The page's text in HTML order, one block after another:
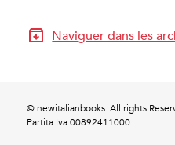
Naviguer dans les
© newitalianbooks. All rights
Partita Iva 00892411000